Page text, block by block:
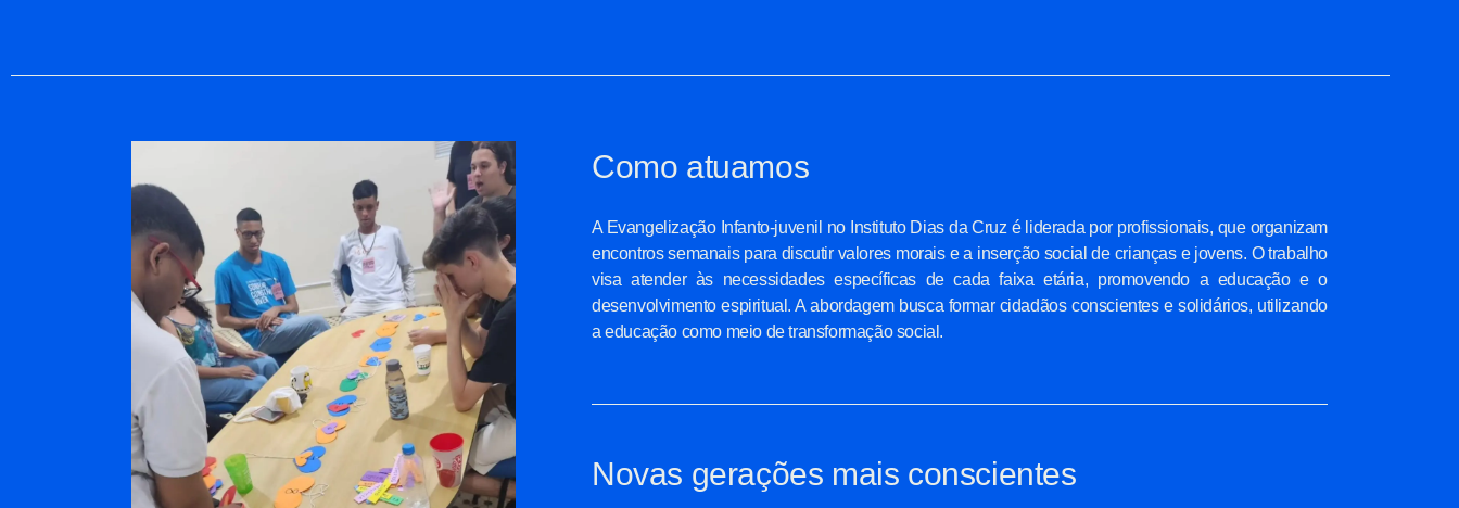
Como atuamos
A Evangelização Infanto-juvenil no Instituto Dias da Cruz é liderada por profissionais, que organizam
encontros semanais para discutir valores morais e a inserção social de crianças e jovens. O trabalho
visa atender às necessidades específicas de cada faixa etária, promovendo a educação e o
desenvolvimento espiritual. A abordagem busca formar cidadãos conscientes e solidários, utilizando
a educação como meio de transformação social.
Novas gerações mais conscientes